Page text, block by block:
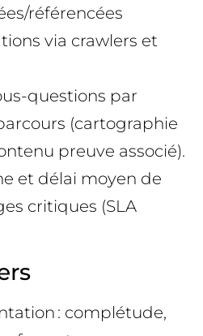
référencées
via crawlers et
questions par
(cartographie
preuve associé).
et délai moyen de
critiques (SLA
: complétude,